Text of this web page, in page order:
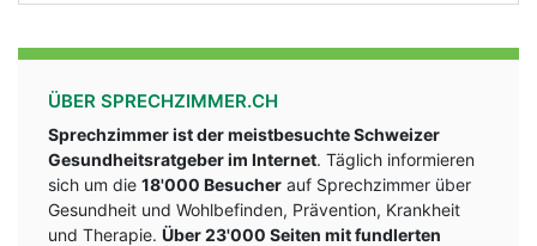
ÜBER SPRECHZIMMER.CH
Sprechzimmer ist der meistbesuchte Schweizer
Gesundheitsratgeber im Internet. Täglich informieren
sich um die 18'000 Besucher auf Sprechzimmer über
Gesundheit und Wohlbefinden, Prävention, Krankheit
und Therapie. Über 23'000 Seiten mit fundlerten